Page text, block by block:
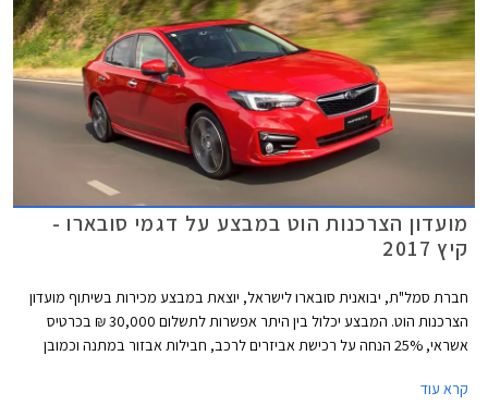
מועדון הצרכנות הוט במבצע על דגמי סובארו -
קיץ 2017
חברת סמל"ת, יבואנית סובארו לישראל, יוצאת במבצע מכירות בשיתוף מועדון
הצרכנות הוט. המבצע יכלול בין היתר אפשרות לתשלום 30,000 ₪ בכרטיס
אשראי, 25% הנחה על רכישת אביזרים לרכב, חבילות אבזור במתנה וכמובן
21.07.2017 ובו משתתפים רוב דגמי סובארו המשווקים בישראל.
קרא עוד